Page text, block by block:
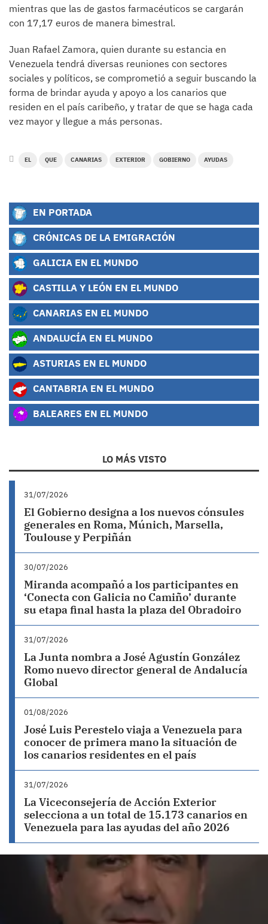
mientras que las de gastos farmacéuticos se cargarán
con 17,17 euros de manera bimestral.
Juan Rafael Zamora, quien durante su estancia en
Venezuela tendrá diversas reuniones con sectores
sociales y políticos, se comprometió a seguir buscando la
forma de brindar ayuda y apoyo a los canarios que
residen en el país caribeño, y tratar de que se haga cada
vez mayor y llegue a más personas.
EL QUE CANARIAS EXTERIOR GOBIERNO AYUDAS
EN PORTADA
CRÓNICAS DE LA EMIGRACIÓN
GALICIA EN EL MUNDO
CASTILLA Y LEÓN EN EL MUNDO
CANARIAS EN EL MUNDO
ANDALUCÍA EN EL MUNDO
ASTURIAS EN EL MUNDO
CANTABRIA EN EL MUNDO
BALEARES EN EL MUNDO
LO MÁS VISTO
31/07/2026
El Gobierno designa a los nuevos cónsules
generales en Roma, Múnich, Marsella,
Toulouse y Perpiñán
30/07/2026
Miranda acompañó a los participantes en
‘Conecta con Galicia no Camiño’ durante
su etapa final hasta la plaza del Obradoiro
31/07/2026
La Junta nombra a José Agustín González
Romo nuevo director general de Andalucía
Global
01/08/2026
José Luis Perestelo viaja a Venezuela para
conocer de primera mano la situación de
los canarios residentes en el país
31/07/2026
La Viceconsejería de Acción Exterior
selecciona a un total de 15.173 canarios en
Venezuela para las ayudas del año 2026